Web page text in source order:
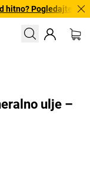
Pogledajte
ulje –